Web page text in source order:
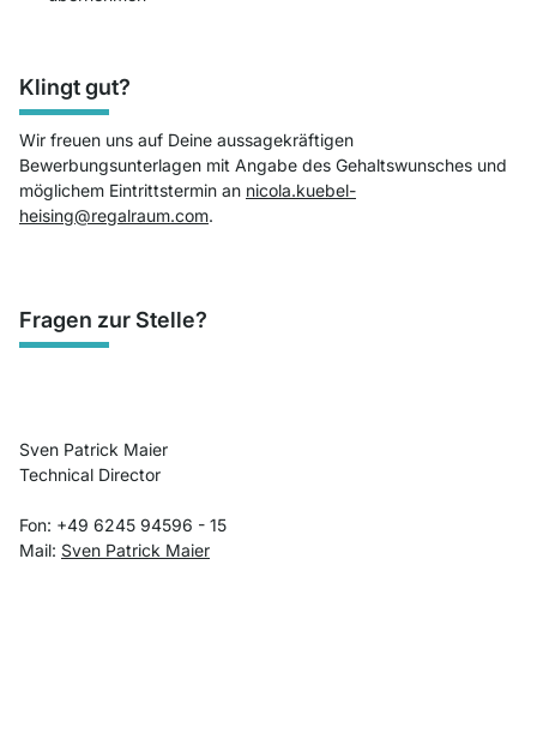
Klingt gut?
Wir freuen uns auf Deine aussagekräftigen
Bewerbungsunterlagen mit Angabe des Gehaltswunsches und
möglichem Eintrittstermin an nicola.kuebel-
heising@regalraum.com.
Fragen zur Stelle?
Sven Patrick Maier
Technical Director
Fon: +49 6245 94596 - 15
Mail: Sven Patrick Maier